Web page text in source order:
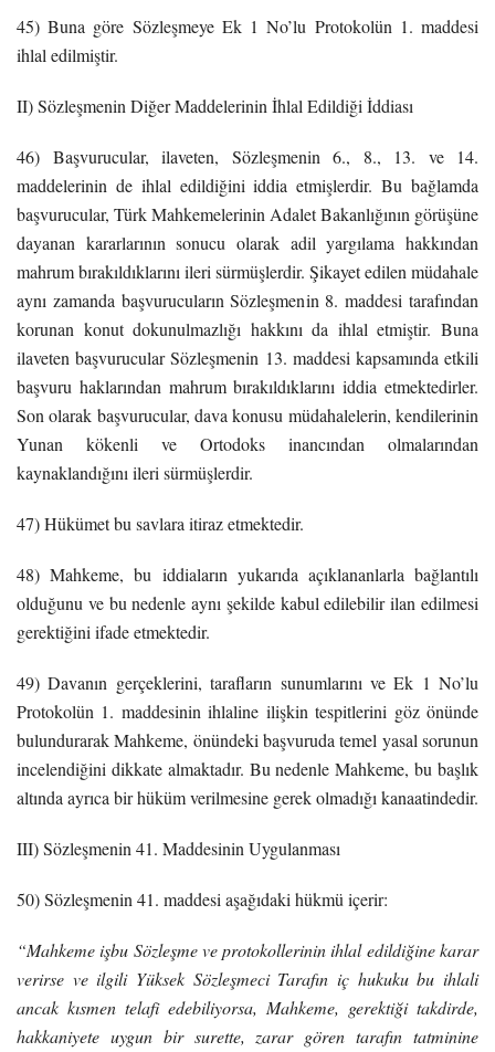
45) Buna göre Sözleşmeye Ek 1 No’lu Protokolün 1. maddesi
ihlal edilmiştir.
II) Sözleşmenin Diğer Maddelerinin İhlal Edildiği İddiası
46) Başvurucular, ilaveten, Sözleşmenin 6., 8., 13. ve 14.
maddelerinin de ihlal edildiğini iddia etmişlerdir. Bu bağlamda
başvurucular, Türk Mahkemelerinin Adalet Bakanlığının görüşüne
dayanan kararlarının sonucu olarak adil yargılama hakkından
mahrum bırakıldıklarını ileri sürmüşlerdir. Şikayet edilen müdahale
aynı zamanda başvurucuların Sözleşmenin 8. maddesi tarafından
korunan konut dokunulmazlığı hakkını da ihlal etmiştir. Buna
ilaveten başvurucular Sözleşmenin 13. maddesi kapsamında etkili
başvuru haklarından mahrum bırakıldıklarını iddia etmektedirler.
Son olarak başvurucular, dava konusu müdahalelerin, kendilerinin
Yunan kökenli ve Ortodoks inancından olmalarından
kaynaklandığını ileri sürmüşlerdir.
47) Hükümet bu savlara itiraz etmektedir.
48) Mahkeme, bu iddiaların yukarıda açıklananlarla bağlantılı
olduğunu ve bu nedenle aynı şekilde kabul edilebilir ilan edilmesi
gerektiğini ifade etmektedir.
49) Davanın gerçeklerini, tarafların sunumlarını ve Ek 1 No’lu
Protokolün 1. maddesinin ihlaline ilişkin tespitlerini göz önünde
bulundurarak Mahkeme, önündeki başvuruda temel yasal sorunun
incelendiğini dikkate almaktadır. Bu nedenle Mahkeme, bu başlık
altında ayrıca bir hüküm verilmesine gerek olmadığı kanaatindedir.
III) Sözleşmenin 41. Maddesinin Uygulanması
50) Sözleşmenin 41. maddesi aşağıdaki hükmü içerir:
“Mahkeme işbu Sözleşme ve protokollerinin ihlal edildiğine karar
verirse ve ilgili Yüksek Sözleşmeci Tarafın iç hukuku bu ihlali
ancak kısmen telafi edebiliyorsa, Mahkeme, gerektiği takdirde,
hakkaniyete uygun bir surette, zarar gören tarafın tatminine